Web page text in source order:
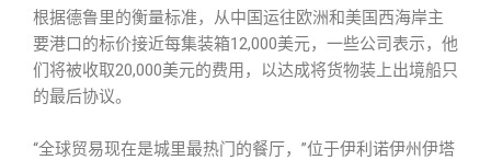
根据德鲁里的衡量标准，从中国运往欧洲和美国西海岸主
要港口的标价接近每集装箱12,000美元，一些公司表示，他
们将被收取20,000美元的费用，以达成将货物装上出境船只
的最后协议。
“全球贸易现在是城里最热门的餐厅，”位于伊利诺伊州伊塔